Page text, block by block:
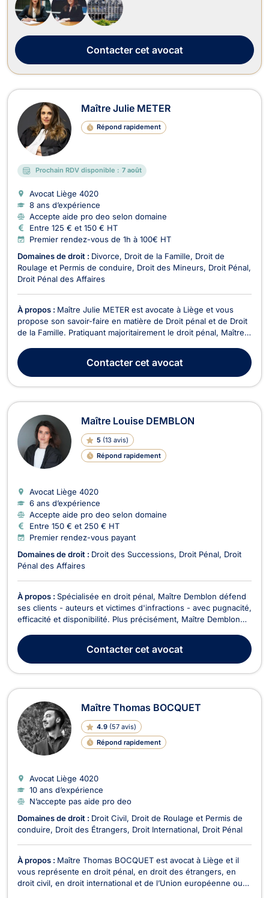
pénal des af...
Contactercet avocat
Maître Julie METER
Répond rapidement
Prochain RDV disponible : 7 août
Avocat Liège 4020
8 ans d’expérience
Accepte aide pro deo selon domaine
Entre 125 € et 150 € HT
Premier rendez-vous de 1h à 100€ HT
Domaines de droit : Divorce Droit de la Famille
Droit de
Roulage et Permis de conduire
Droit des Mineurs Droit Pénal
Droit Pénal des Affaires
À propos : Maître Julie METER est avocate à Liège et vous
propose son savoir-faire en matière de Droit pénal et de Droit
de la Famille. Pratiquant majoritairement le droit pénal, Maître
auteur ou victime d’infractions. Elle sera présente à vos côtés
lors de toutes les étapes de ...
Contactercet avocat
Maître Louise DEMBLON
5 (13 avis)
Répond rapidement
Avocat Liège 4020
6 ans d’expérience
Accepte aide pro deo selon domaine
Entre 150 € et 250 € HT
Premier rendez-vous payant
Domaines de droit : Droit des Successions Droit Pénal Droit
Pénal des Affaires
À propos : Spécialisée en droit pénal, Maître Demblon défend
ses clients - auteurs et victimes d'infractions - avec pugnacité,
efficacité et disponibilité. Plus précisément, Maître Demblon
(harcèlement, calomnie et diffamation, violences sexuelles,
coups et blessures, stupéfia...
Contactercet avocat
Maître Thomas BOCQUET
4.9 (57 avis)
Répond rapidement
Avocat Liège 4020
10 ans d’expérience
N’accepte pas aide pro deo
Domaines de droit : Droit Civil Droit de Roulage et Permis de
conduire
Droit des Étrangers Droit International Droit Pénal
À propos : Maître Thomas BOCQUET est avocat à Liège et il
vous représente en droit pénal, en droit des étrangers, en
droit civil, en droit international et de l’Union européenne ou